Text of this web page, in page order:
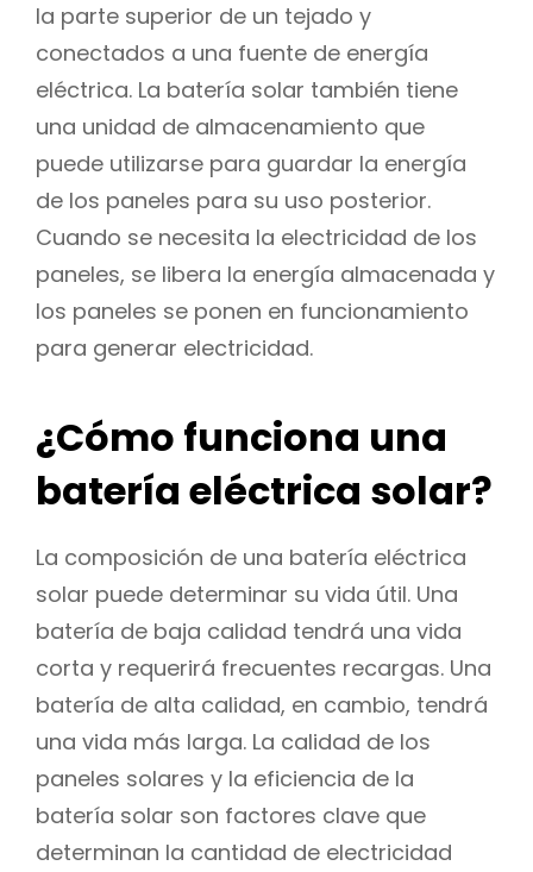
la parte superior de un tejado y
conectados a una fuente de energía
eléctrica. La batería solar también tiene
una unidad de almacenamiento que
puede utilizarse para guardar la energía
de los paneles para su uso posterior.
Cuando se necesita la electricidad de los
paneles, se libera la energía almacenada y
los paneles se ponen en funcionamiento
para generar electricidad.
¿Cómo funciona una
batería eléctrica solar?
La composición de una batería eléctrica
solar puede determinar su vida útil. Una
batería de baja calidad tendrá una vida
corta y requerirá frecuentes recargas. Una
batería de alta calidad, en cambio, tendrá
una vida más larga. La calidad de los
paneles solares y la eficiencia de la
batería solar son factores clave que
determinan la cantidad de electricidad